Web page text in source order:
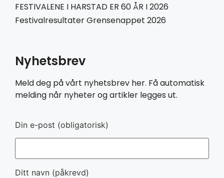
FESTIVALENE I HARSTAD ER 60 ÅR I 2026
Festivalresultater Grensenappet 2026
Nyhetsbrev
Meld deg på vårt nyhetsbrev her. Få automatisk
melding når nyheter og artikler legges ut.
Din e-post (obligatorisk)
Ditt navn (påkrevd)